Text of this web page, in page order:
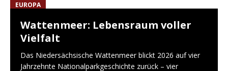
EUROPA
Wattenmeer: Lebensraum voller
Vielfalt
Das Niedersächsische Wattenmeer blickt 2026 auf vier
Jahrzehnte Nationalparkgeschichte zurück – vier